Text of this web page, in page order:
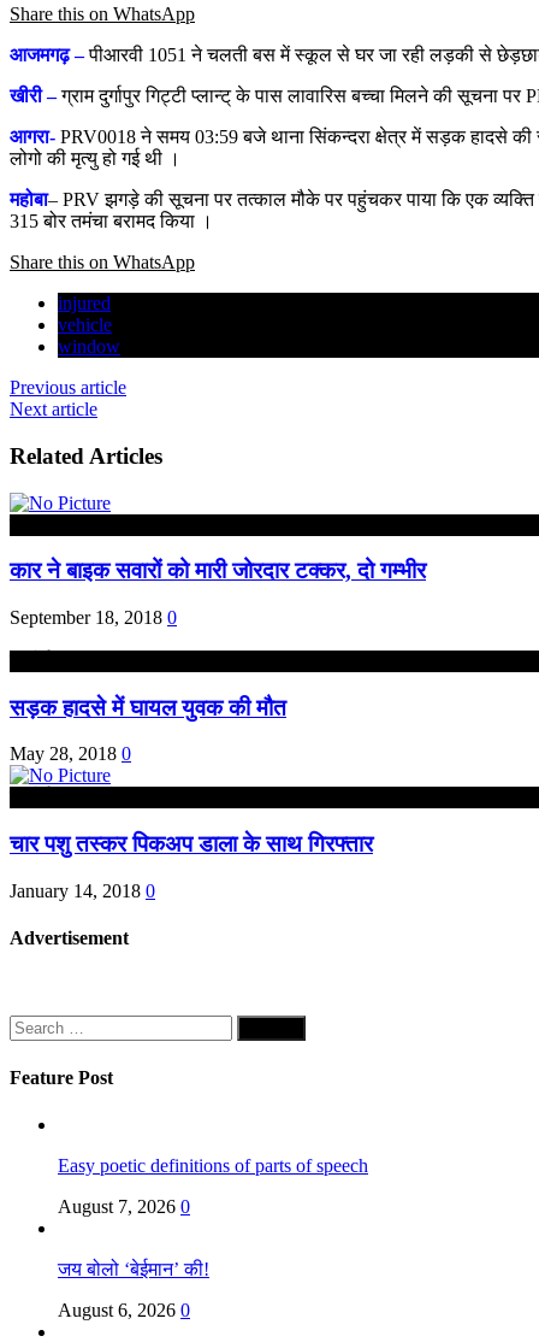
Share this on WhatsApp
आजमगढ़ –पीआरवी 1051 ने चलती बस में स्कूल से घर जा रही लड़की से
खीरी –ग्राम दुर्गापुर गिट्टी प्लान्ट् के पास लावारिस बच्चा मिलने की
आगरा- PRV0018 ने समय 03:59 बजे थाना सिंकन्द‍रा क्षेत्र में सड़क हादसे
लोगो की मृत्यु हो गई थी ।
महोबा– PRV झगड़े की सूचना पर तत्काल मौके पर पहुंचकर पाया कि एक
315 बोर तमंचा बरामद किया ।
Share this on WhatsApp
injured
vehicle
window
Previous article
Next article
Related Articles
कार ने बाइक सवारों को मारी जोरदार टक्कर, दो गम्भीर
September 18, 2018 0
सड़क हादसे में घायल युवक की मौत
May 28, 2018 0
चार पशु तस्कर पिकअप डाला के साथ गिरफ्तार
January 14, 2018 0
Advertisement
Search
for:
Feature Post
Easy poetic definitions of parts of speech
August 7, 2026 0
जय बोलो ‘बेईमान’ की!
August 6, 2026 0